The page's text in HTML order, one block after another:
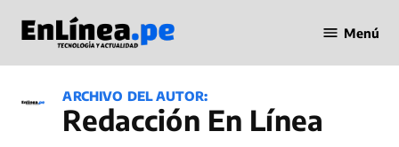
contenido
en Línea
Menú
ARCHIVO DEL AUTOR:
Redacción En Línea